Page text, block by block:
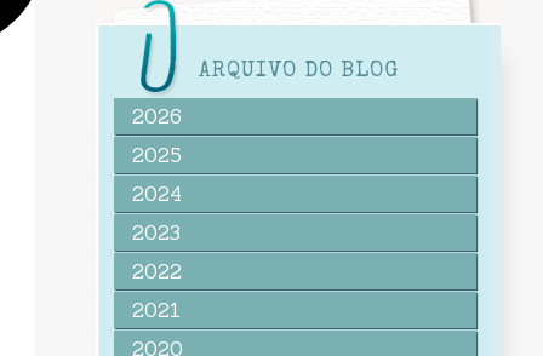
ARQUIVO DO BLOG
2026
2025
2024
2023
2022
2021
2020